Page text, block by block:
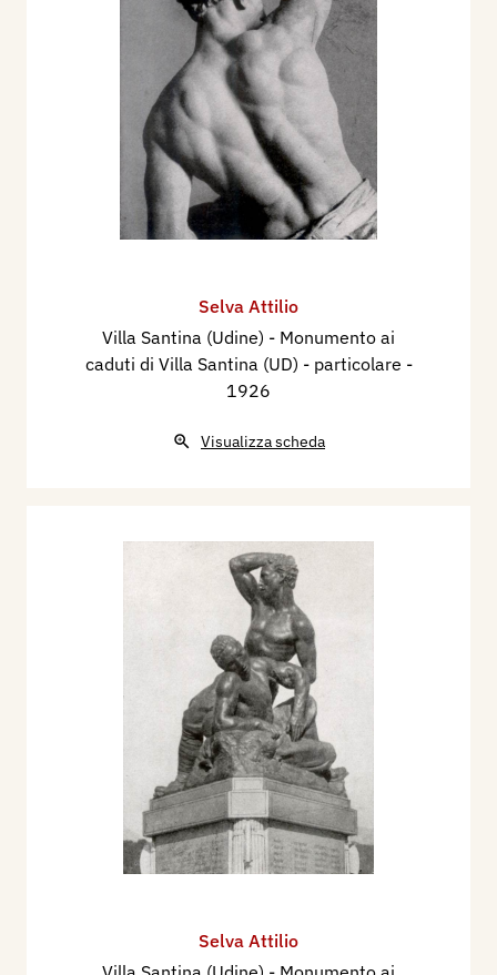
Selva Attilio
Villa Santina (Udine) - Monumento ai
caduti di Villa Santina (UD) - particolare -
1926
Visualizza scheda
Selva Attilio